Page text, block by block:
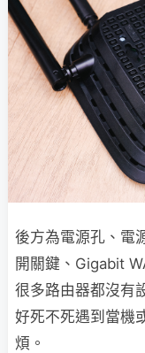
後方為電源孔、電
開關鍵、Gigabit
很多路由器都沒有
好死不死遇到當機
煩。